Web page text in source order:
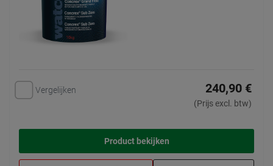
Vergelijken 240,90 €
(Prijs excl. btw)
Product bekijken